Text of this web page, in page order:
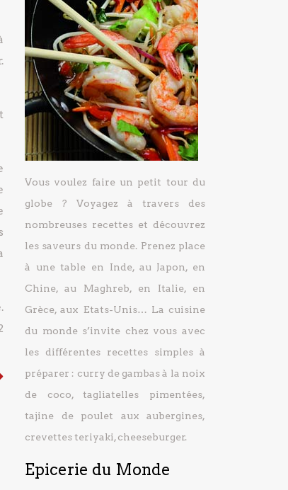
Vous voulez faire un petit tour du
globe ? Voyagez à travers des
nombreuses recettes et découvrez
les saveurs du monde. Prenez place
à une table en Inde, au Japon, en
Chine, au Maghreb, en Italie, en
Grèce, aux Etats-Unis… La cuisine
du monde s’invite chez vous avec
les différentes recettes simples à
préparer : curry de gambas à la noix
de coco, tagliatelles pimentées,
tajine de poulet aux aubergines,
crevettes teriyaki, cheeseburger.
Epicerie du Monde